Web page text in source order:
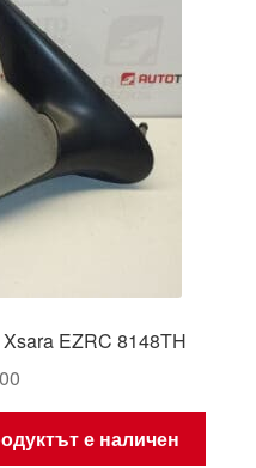
EZRC 8148TH
е наличен